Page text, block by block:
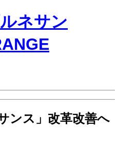
ネサン
ンス」改革改善へ